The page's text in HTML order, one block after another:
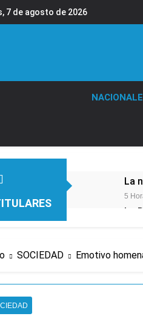
7 de agosto de 2026
La
5
La
10
de
SOCIEDAD Emotivo